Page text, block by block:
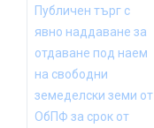
Публичен търг с
явно наддаване за
отдаване под наем
на свободни
земеделски земи от
ОбПФ за срок от